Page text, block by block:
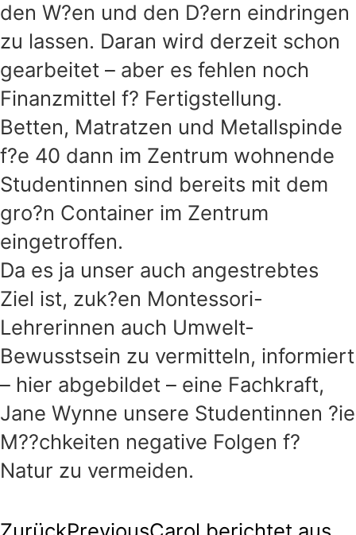
den W?en und den D?ern eindringen
zu lassen. Daran wird derzeit schon
gearbeitet – aber es fehlen noch
Finanzmittel f? Fertigstellung.
Betten, Matratzen und Metallspinde
f?e 40 dann im Zentrum wohnende
Studentinnen sind bereits mit dem
gro?n Container im Zentrum
eingetroffen.
Da es ja unser auch angestrebtes
Ziel ist, zuk?en Montessori-
Lehrerinnen auch Umwelt-
Bewusstsein zu vermitteln, informiert
– hier abgebildet – eine Fachkraft,
Jane Wynne unsere Studentinnen ?ie
M??chkeiten negative Folgen f?
Natur zu vermeiden.